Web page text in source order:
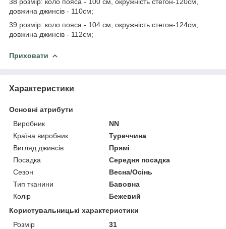
довжина джинсів - 110см;
39 розмір: коло пояса - 104 см, окружність стегон-124см,
довжина джинсів - 112см;
Приховати
Характеристики
Основні атрибути
Виробник
NN
Країна виробник
Туреччина
Вигляд джинсів
Прямі
Посадка
Середня посадка
Сезон
Весна/Осінь
Тип тканини
Бавовна
Колір
Бежевий
Користувальницькі характеристики
Розмір
31